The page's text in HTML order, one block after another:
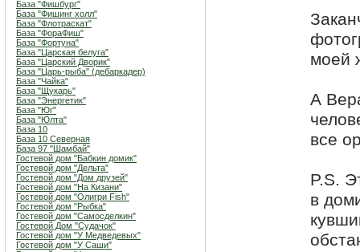
База "Фишбург"
База "Фишинг холл"
База "Флотраскат"
База "ФораФиш"
База "Фортуна"
База "Царская белуга"
База "Царский Дворик"
База "Царь-рыба" (дебаркадер)
База "Чайка"
База "Щукарь"
База "Энергетик"
База "Юг"
База "Юлта"
База 10
База 10 Северная
База 97 "Шамбай"
Гостевой дом "Бабкин домик"
Гостевой дом "Дельта"
Гостевой дом "Дом друзей"
Гостевой дом "На Кизани"
Гостевой дом "Олигри Fish"
Гостевой дом "Рыбка"
Гостевой дом "Самосделкин"
Гостевой Дом "Судачок"
Гостевой дом "У Медведевых"
Гостевой дом "У Саши"
моей
А
все
P.S.
в